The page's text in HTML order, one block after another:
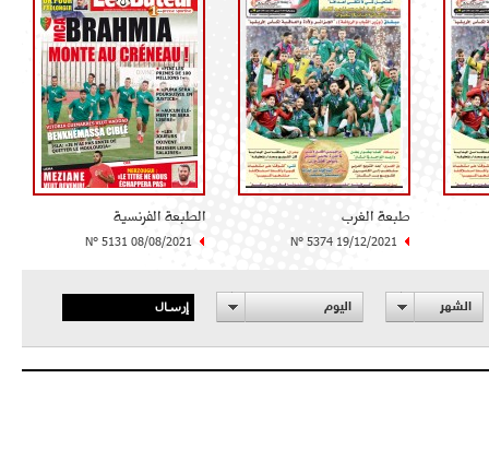
طبعة الغرب
N° 5374 19/12/2021
الطبعة الفرنسية
N° 5131 08/08/2021
الشهر اليوم إرسال